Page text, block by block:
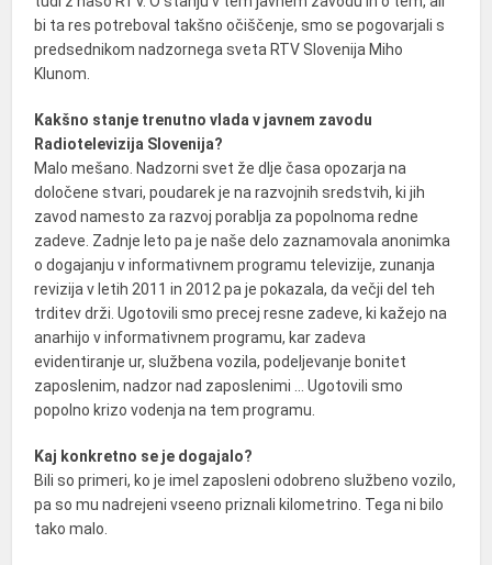
bi ta res potreboval takšno očiščenje, smo se pogovarjali s
predsednikom nadzornega sveta RTV Slovenija Miho
Klunom.
Kakšno stanje trenutno vlada v javnem zavodu
Radiotelevizija Slovenija?
Malo mešano. Nadzorni svet že dlje časa opozarja na
določene stvari, poudarek je na razvojnih sredstvih, ki jih
zavod namesto za razvoj porablja za popolnoma redne
zadeve. Zadnje leto pa je naše delo zaznamovala anonimka
o dogajanju v informativnem programu televizije, zunanja
revizija v letih 2011 in 2012 pa je pokazala, da večji del teh
trditev drži. Ugotovili smo precej resne zadeve, ki kažejo na
anarhijo v informativnem programu, kar zadeva
evidentiranje ur, službena vozila, podeljevanje bonitet
zaposlenim, nadzor nad zaposlenimi … Ugotovili smo
popolno krizo vodenja na tem programu.
Kaj konkretno se je dogajalo?
Bili so primeri, ko je imel zaposleni odobreno službeno vozilo,
pa so mu nadrejeni vseeno priznali kilometrino. Tega ni bilo
tako malo.